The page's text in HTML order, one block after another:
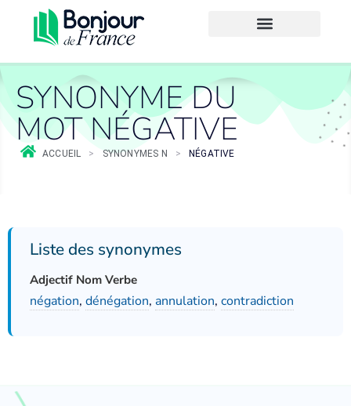
SYNONYME DU
MOT NÉGATIVE
ACCUEIL > SYNONYMES N > NÉGATIVE
Liste des synonymes
Adjectif Nom Verbe
négation, dénégation, annulation, contradiction